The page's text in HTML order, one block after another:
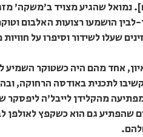
שהגיע מצויד ב'משקה' מזג
לבין הושמעו רצועות האלבום
שעלו לשידור וסיפרו על
אחד מהם היה כשטוקר השמיע
לתכנית באודסה הרחוקה,
מהקלידן לייבל'ה ליפסקר
שהפתיע גם הוא כשקפץ לאולפן